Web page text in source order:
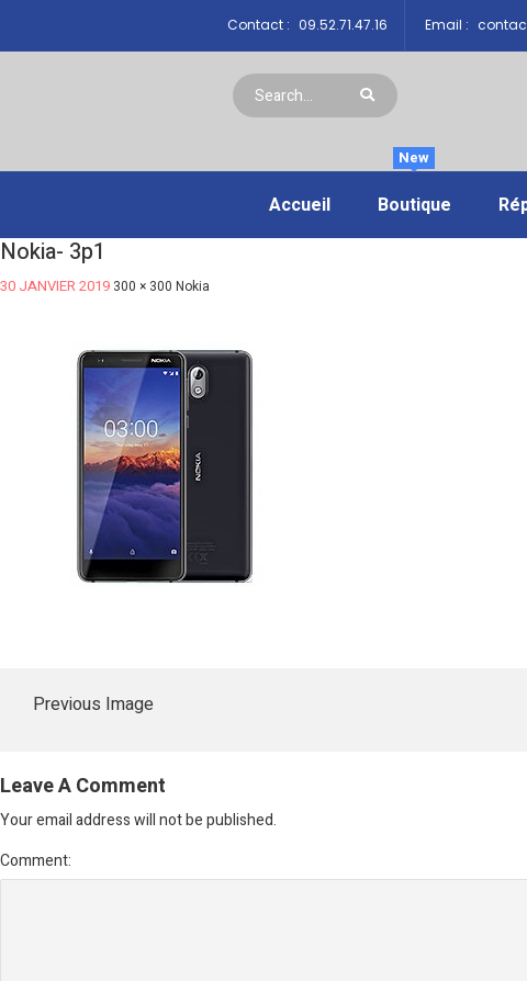
Contact : 09.52.71.47.16 Email :
Accueil Boutique
New
Nokia- 3p1
30 JANVIER 2019 300 × 300 Nokia
Previous Image
Leave A Comment
Your email address will not be published.
Comment: